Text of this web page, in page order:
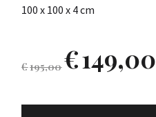
100 x 100 x 4 cm
€195,00€149,00